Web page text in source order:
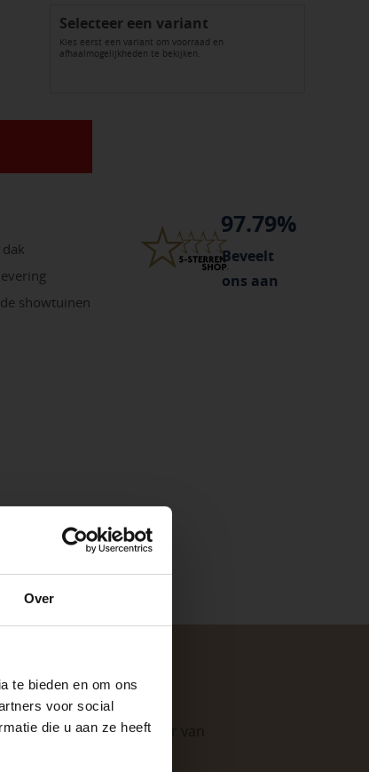
Over
te bieden en om ons
voor social
die u aan ze heeft
Selecteer een variant
Kies eerst een variant om voorraad en
afhaalmogelijkheden te bekijken.
showtuinen
97.79%
Beveelt
ons aan
leverancier van